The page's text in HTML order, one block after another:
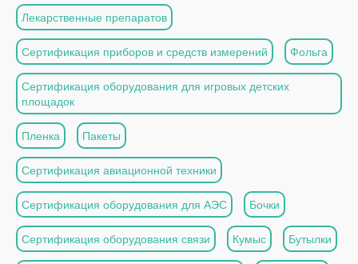
Лекарственные препаратов
Сертификация приборов и средств измерений Фольга
Сертификация оборудования для игровых детских
площадок
Пленка Пакеты
Сертификация авиационной техники
Сертификация оборудования для АЭС Бочки
Сертификация оборудования связи Кумыс Бутылки